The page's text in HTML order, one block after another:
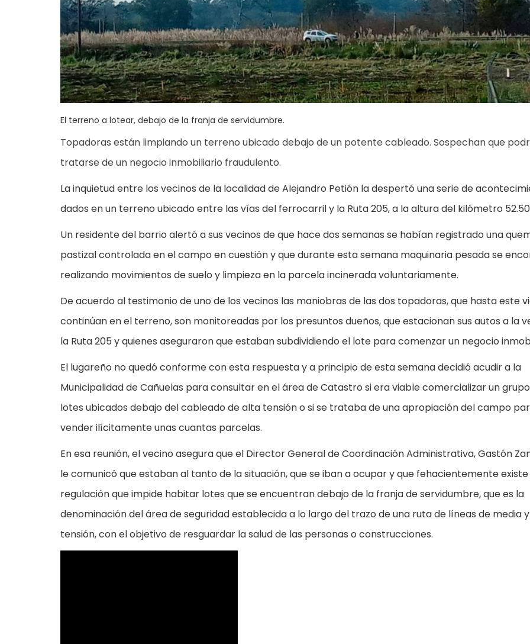
El terreno a lotear, debajo de la franja de servidumbre.
Topadoras están limpiando un terreno ubicado debajo de un potente cableado. Sospechan que
tratarse de un negocio inmobiliario fraudulento.
La inquietud entre los vecinos de la localidad de Alejandro Petión la despertó una serie de
dados en un terreno ubicado entre las vías del ferrocarril y la Ruta 205, a la altura del kilómetro
Un residente del barrio alertó a sus vecinos de que hace dos semanas se habían registrado una
pastizal controlada en el campo en cuestión y que durante esta semana maquinaria pesada se
realizando movimientos de suelo y limpieza en la parcela incinerada voluntariamente.
De acuerdo al testimonio de uno de los vecinos las maniobras de las dos topadoras, que hasta este
continúan en el terreno, son monitoreadas por los presuntos dueños, que estacionan sus autos a la
la Ruta 205 y quienes aseguraron que estaban subdividiendo el lote para comenzar un negocio
El lugareño no quedó conforme con esta respuesta y a principio de esta semana decidió acudir a la
Municipalidad de Cañuelas para consultar en el área de Catastro si era viable comercializar un
lotes ubicados debajo del cableado de alta tensión o si se trataba de una apropiación del campo
vender ilícitamente unas cuantas parcelas.
En esa reunión, el vecino asegura que el Director General de Coordinación Administrativa, Gastón
le comunicó que estaban al tanto de la situación, que se iban a ocupar y que fehacientemente existe
regulación que impide habitar lotes que se encuentran debajo de la franja de servidumbre, que es la
denominación del área de seguridad establecida a lo largo del trazo de una ruta de líneas de media
tensión, con el objetivo de resguardar la salud de las personas o construcciones.